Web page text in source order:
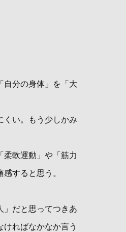
分の身体」を「大
い。もう少しかみ
軟運動」や「筋力
すると思う。
だと思ってつきあ
ればなかなか言う